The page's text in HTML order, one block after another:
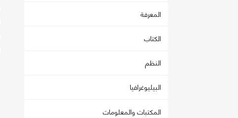
المعرفة
الكتاب
النظم
البيليوغرافيا
المكتبات والمعلومات